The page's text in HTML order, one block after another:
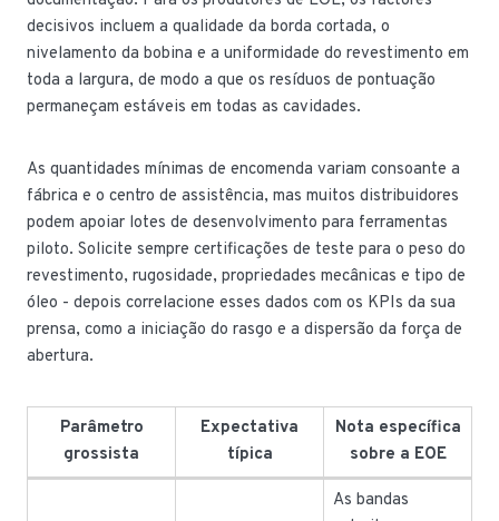
decisivos incluem a qualidade da borda cortada, o
nivelamento da bobina e a uniformidade do revestimento em
toda a largura, de modo a que os resíduos de pontuação
permaneçam estáveis em todas as cavidades.
As quantidades mínimas de encomenda variam consoante a
fábrica e o centro de assistência, mas muitos distribuidores
podem apoiar lotes de desenvolvimento para ferramentas
piloto. Solicite sempre certificações de teste para o peso do
revestimento, rugosidade, propriedades mecânicas e tipo de
óleo - depois correlacione esses dados com os KPIs da sua
prensa, como a iniciação do rasgo e a dispersão da força de
abertura.
Parâmetro
grossista
Expectativa
típica
Nota específica
sobre a EOE
As bandas